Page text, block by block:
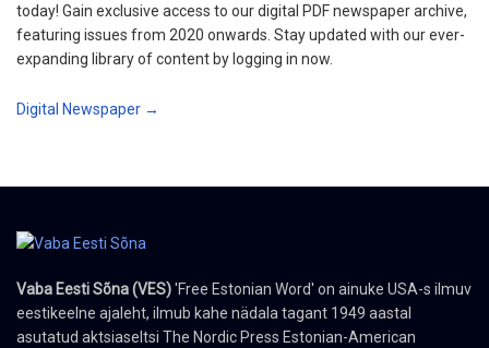
today! Gain exclusive access to our digital PDF newspaper archive,
featuring issues from 2020 onwards. Stay updated with our ever-
expanding library of content by logging in now.
Digital Newspaper →
Vaba Eesti Sõna (VES)'Free Estonian Word' on ainuke USA-s ilmuv
eestikeelne ajaleht, ilmub kahe nädala tagant 1949 aastal
asutatud aktsiaseltsi The Nordic Press Estonian-American